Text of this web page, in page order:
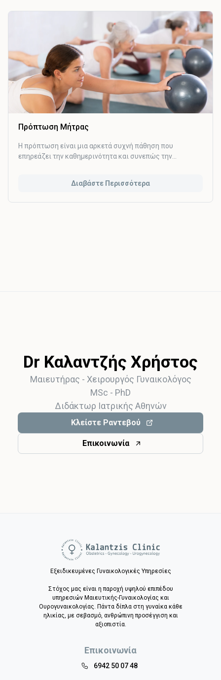
Πρόπτωση Μήτρας
Η πρόπτωση είναι μια αρκετά συχνή πάθηση που
επηρεάζει την καθημερινότητα και συνεπώς την
¨γλιστρούν¨ από την φυσιολογική τους θέση και μπορεί
Διαβάστε Περισσότερα
Dr Καλαντζής Χρήστος
Μαιευτήρας - Χειρoυργός Γυναικολόγος
MSc - PhD
Διδάκτωρ Ιατρικής Αθηνών
Κλείστε Ραντεβού
Επικοινωνία
Εξειδικευμένες Γυναικολογικές Υπηρεσίες
Στόχος μας είναι η παροχή υψηλού επιπέδου
υπηρεσιών Μαιευτικής-Γυναικολογίας και
Ουρογυναικολογίας. Πάντα δίπλα στη γυναίκα κάθε
ηλικίας, με σεβασμό, ανθρώπινη προσέγγιση και
αξιοπιστία.
Επικοινωνία
6942 50 07 48